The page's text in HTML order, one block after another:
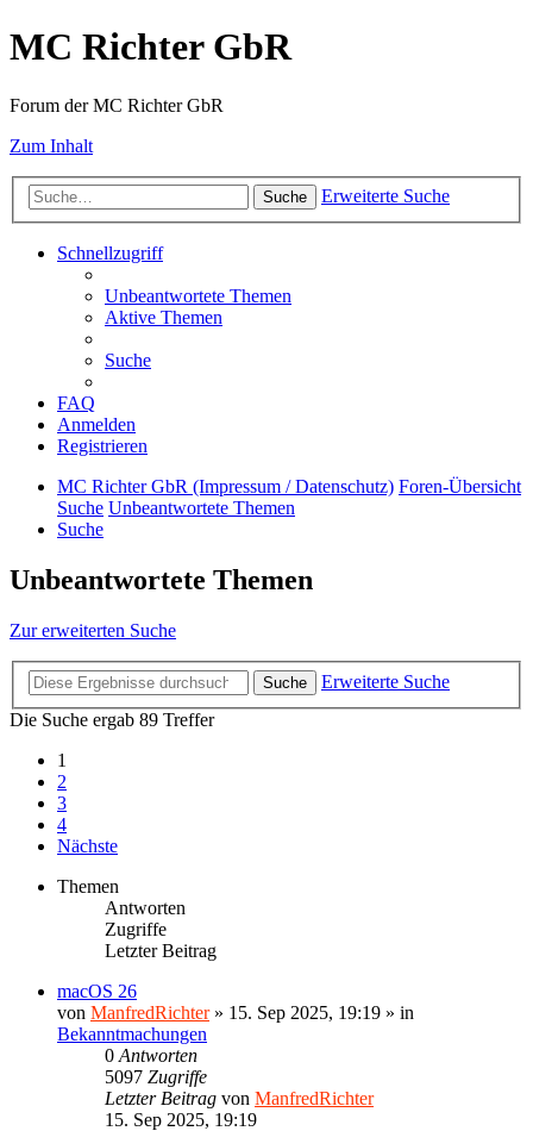
MC Richter GbR
Forum der MC Richter GbR
Zum Inhalt
Suche Erweiterte Suche
Schnellzugriff
Unbeantwortete Themen
Aktive Themen
Suche
FAQ
Anmelden
Registrieren
MC Richter GbR (Impressum / Datenschutz) Foren-Übersicht
Suche Unbeantwortete Themen
Suche
Unbeantwortete Themen
Zur erweiterten Suche
Suche
Erweiterte Suche
Die Suche ergab 89 Treffer
1
2
3
4
Nächste
Themen
Antworten
Zugriffe
Letzter Beitrag
macOS 26
von ManfredRichter» 15. Sep 2025, 19:19 » in
Bekanntmachungen
0 Antworten
5097 Zugriffe
Letzter Beitrag von ManfredRichter
15. Sep 2025, 19:19